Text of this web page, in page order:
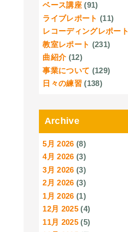
ベース講座 (91)
ライブレポート (11)
レコーディングレポート
教室レポート (231)
曲紹介 (12)
事業について (129)
日々の練習 (138)
Archive
5月 2026 (8)
4月 2026 (3)
3月 2026 (3)
2月 2026 (3)
1月 2026 (1)
12月 2025 (4)
11月 2025 (5)